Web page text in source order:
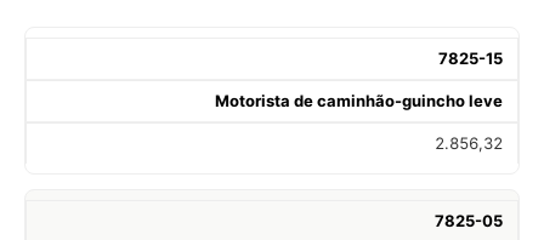
7825-15
Motorista de caminhão-guincho leve
2.856,32
7825-05